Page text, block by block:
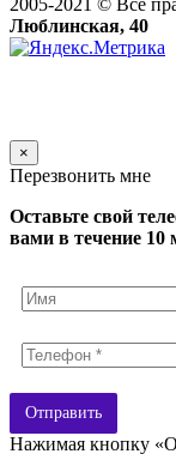
2005-2021 © Все
Люблинская, 40
×
Перезвонить мне
Оставьте свой
вами в течение 10
Отправить
Нажимая кнопку